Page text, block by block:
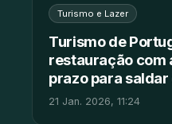
Turismo e Lazer
Turismo de
restauração com
prazo para
21 Jan. 2026, 11:24